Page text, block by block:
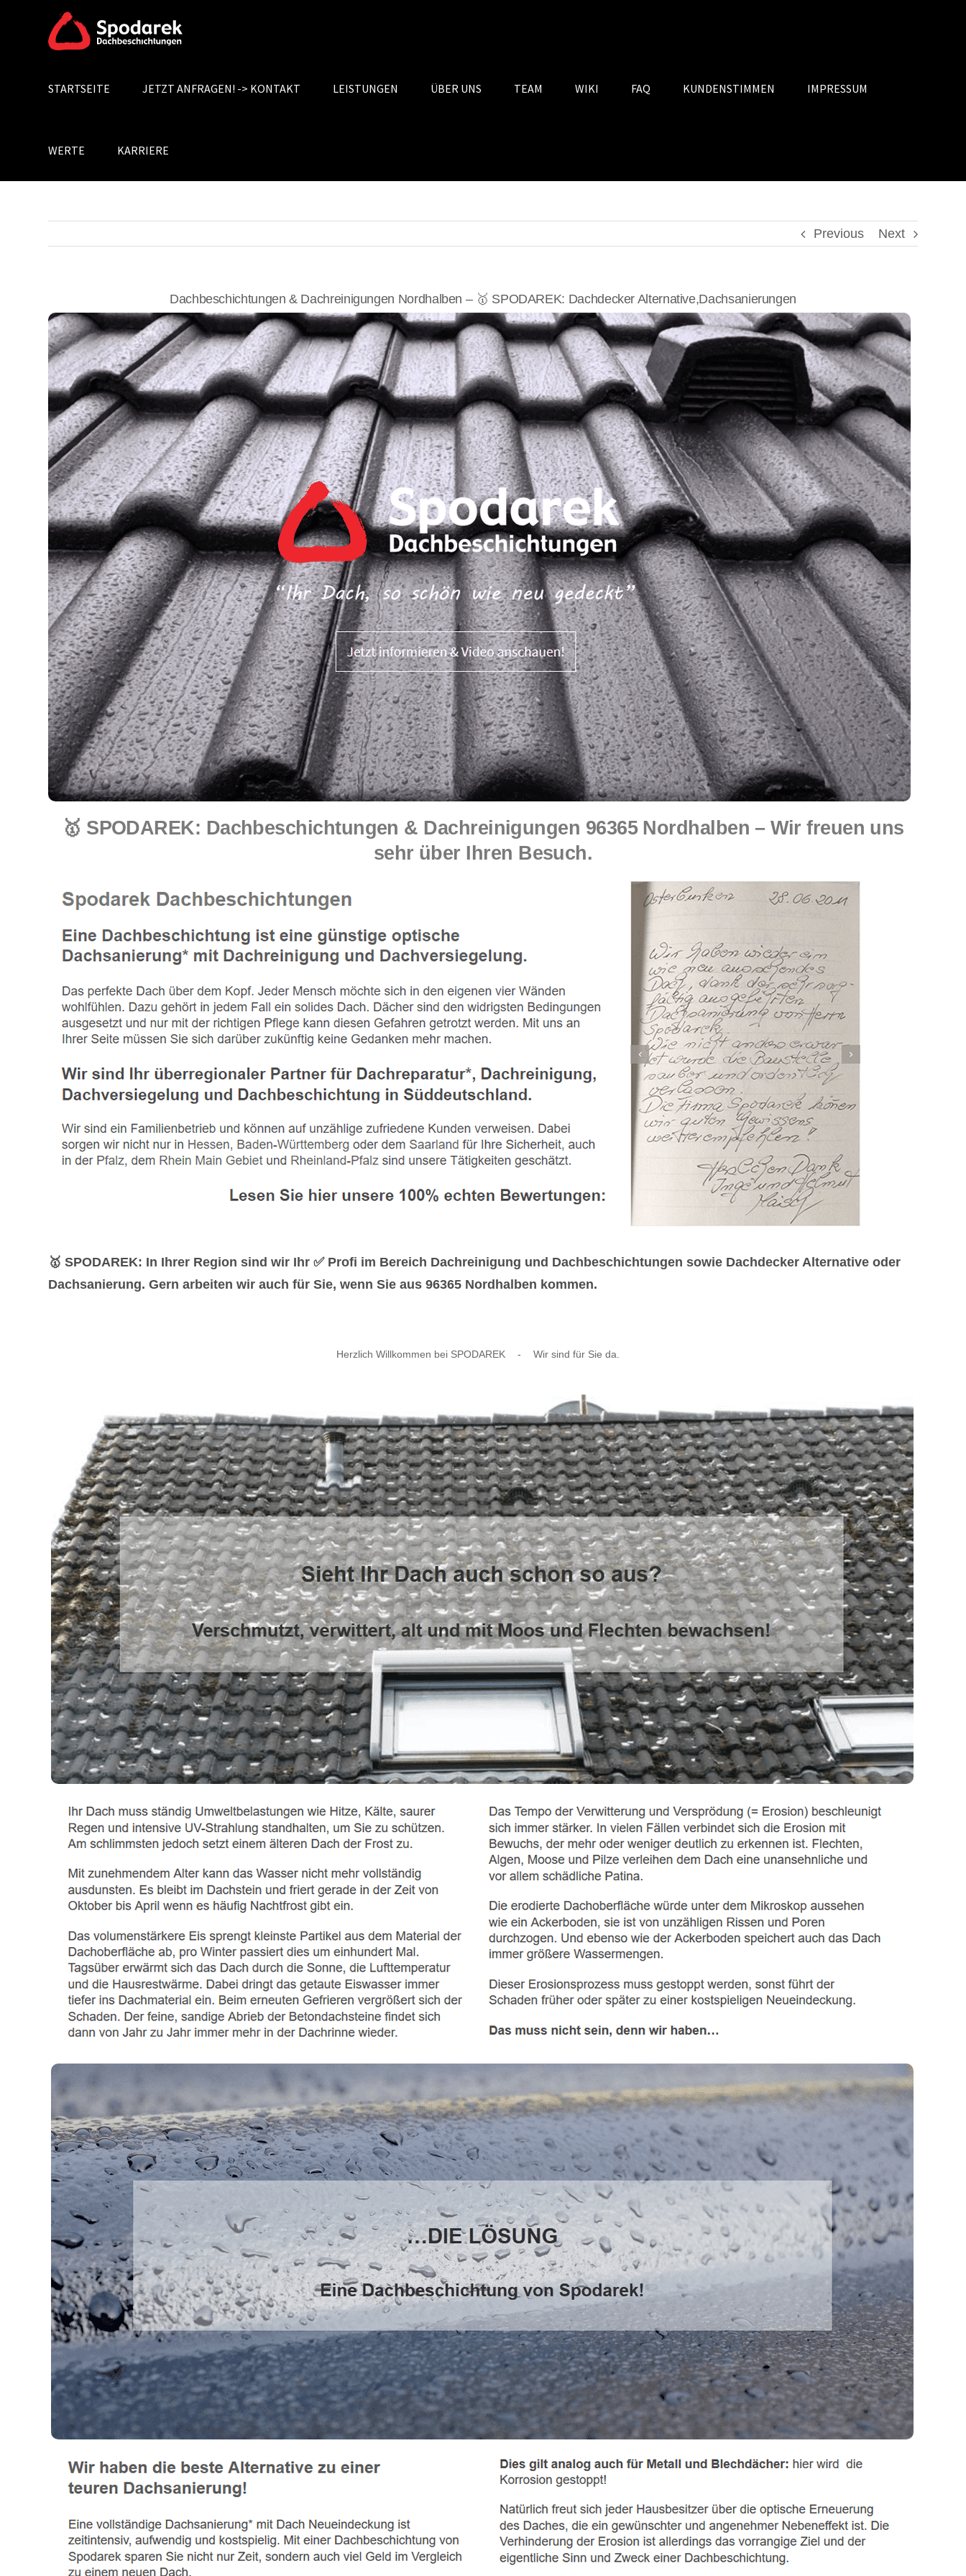
Search
STARTSEITE JETZT ANFRAGEN! -> KONTAKT LEISTUNGEN ÜBER UNS TEAM WIKI FAQ KUNDENSTIMMEN IMPRESSUM
WERTE KARRIERE
Previous Next
Dachbeschichtungen & Dachreinigungen Nordhalben – 🥇 SPODAREK: Dachdecker Alternative,Dachsanierungen
🥇 SPODAREK: Dachbeschichtungen & Dachreinigungen 96365 Nordhalben – Wir freuen uns
sehr über Ihren Besuch.
🥇 SPODAREK: In Ihrer Region sind wir Ihr ✅ Profi im Bereich Dachreinigung und Dachbeschichtungen sowie Dachdecker Alternative oder
Dachsanierung. Gern arbeiten wir auch für Sie, wenn Sie aus 96365 Nordhalben kommen.
Herzlich Willkommen bei SPODAREK - Wir sind für Sie da.